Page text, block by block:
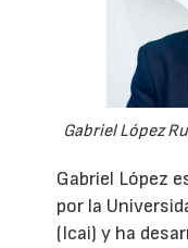
Gabriel López
Gabriel López
por la
(Icai) y ha